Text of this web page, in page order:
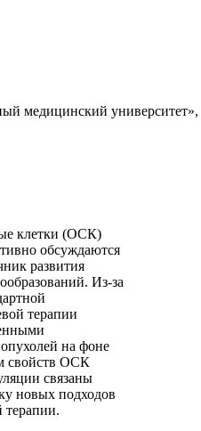
медицинский университет»,
клетки (ОСК)
обсуждаются
развития
Из-за
терапии
на фоне
свойств ОСК
связаны
новых подходов
терапии.